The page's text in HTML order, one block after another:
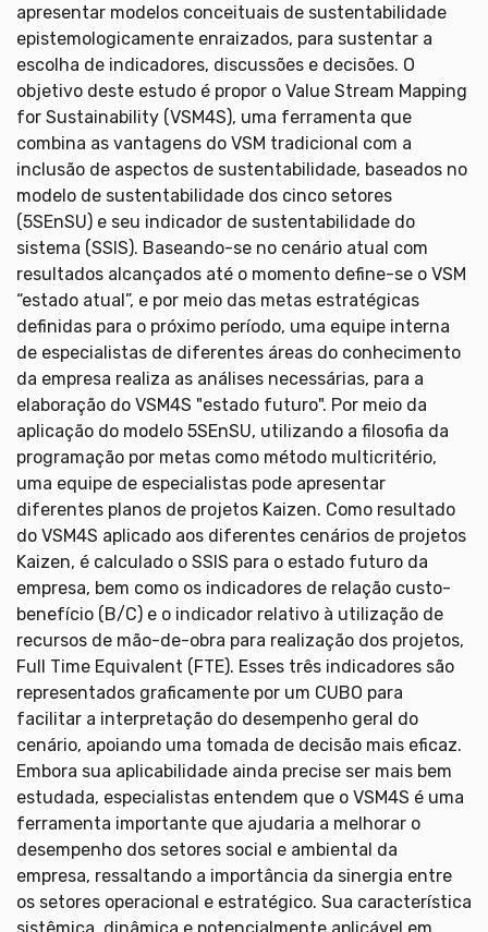
apresentar modelos conceituais de sustentabilidade
epistemologicamente enraizados, para sustentar a
escolha de indicadores, discussões e decisões. O
objetivo deste estudo é propor o Value Stream Mapping
for Sustainability (VSM4S), uma ferramenta que
combina as vantagens do VSM tradicional com a
inclusão de aspectos de sustentabilidade, baseados no
modelo de sustentabilidade dos cinco setores
(5SEnSU) e seu indicador de sustentabilidade do
sistema (SSIS). Baseando-se no cenário atual com
resultados alcançados até o momento define-se o VSM
“estado atual”, e por meio das metas estratégicas
definidas para o próximo período, uma equipe interna
de especialistas de diferentes áreas do conhecimento
da empresa realiza as análises necessárias, para a
elaboração do VSM4S "estado futuro". Por meio da
aplicação do modelo 5SEnSU, utilizando a filosofia da
programação por metas como método multicritério,
uma equipe de especialistas pode apresentar
diferentes planos de projetos Kaizen. Como resultado
do VSM4S aplicado aos diferentes cenários de projetos
Kaizen, é calculado o SSIS para o estado futuro da
empresa, bem como os indicadores de relação custo-
benefício (B/C) e o indicador relativo à utilização de
recursos de mão-de-obra para realização dos projetos,
Full Time Equivalent (FTE). Esses três indicadores são
representados graficamente por um CUBO para
facilitar a interpretação do desempenho geral do
cenário, apoiando uma tomada de decisão mais eficaz.
Embora sua aplicabilidade ainda precise ser mais bem
estudada, especialistas entendem que o VSM4S é uma
ferramenta importante que ajudaria a melhorar o
desempenho dos setores social e ambiental da
empresa, ressaltando a importância da sinergia entre
os setores operacional e estratégico. Sua característica
sistêmica, dinâmica e potencialmente aplicável em